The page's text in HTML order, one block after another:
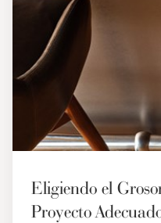
Eligiendo el
Proyecto